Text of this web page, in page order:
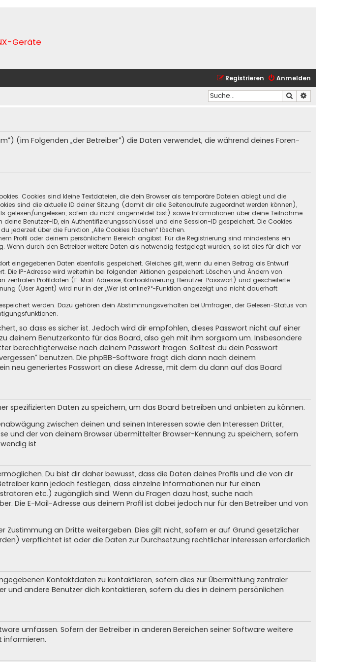
Geräte
Anmelden
Registrieren
Suche
(im Folgenden „der Betreiber“) die Daten verwendet, die während deines Foren-
Cookies sind kleine Textdateien, die dein Browser als temporäre Dateien ablegt und die
sind die aktuelle ID deiner Sitzung (damit dir alle Seitenaufrufe zugeordnet werden können),
gelesen/ungelesen; sofern du nicht angemeldet bist) sowie Informationen über deine Teilnahme
Benutzer-ID, ein Authentifizierungsschlüssel und eine Session-ID gespeichert. Die Cookies
über die Funktion „Alle Cookies löschen“ löschen.
Profil oder deinem persönlichem Bereich angibst. Für die Registrierung sind mindestens ein
Wenn durch den Betreiber weitere Daten als notwendig festgelegt wurden, so ist dies für dich vor
eingegebenen Daten ebenfalls gespeichert. Gleiches gilt, wenn du einen Beitrag als Entwurf
Die IP-Adresse wird weiterhin bei folgenden Aktionen gespeichert: Löschen und Ändern von
Profildaten (E-Mail-Adresse, Kontoaktivierung, Benutzer-Passwort) und gescheiterte
(User Agent) wird nur in der „Wer ist online?“-Funktion angezeigt und nicht dauerhaft
werden. Dazu gehören dein Abstimmungsverhalten bei Umfragen, der Gelesen-Status von
so dass es sicher ist. Jedoch wird dir empfohlen, dieses Passwort nicht auf einer
deinem Benutzerkonto für das Board, also geh mit ihm sorgsam um. Insbesondere
berechtigterweise nach deinem Passwort fragen. Solltest du dein Passwort
benutzen. Die phpBB-Software fragt dich dann nach deinem
neu generiertes Passwort an diese Adresse, mit dem du dann auf das Board
Daten zu speichern, um das Board betreiben und anbieten zu können.
zwischen deinen und seinen Interessen sowie den Interessen Dritter,
und der von deinem Browser übermittelter Browser-Kennung zu speichern, sofern
ist.
Du bist dir daher bewusst, dass die Daten deines Profils und die von dir
kann jedoch festlegen, dass einzelne Informationen nur für einen
etc.) zugänglich sind. Wenn du Fragen dazu hast, suche nach
Die E-Mail-Adresse aus deinem Profil ist dabei jedoch nur für den Betreiber und von
an Dritte weitergeben. Dies gilt nicht, sofern er auf Grund gesetzlicher
verpflichtet ist oder die Daten zur Durchsetzung rechtlicher Interessen erforderlich
Kontaktdaten zu kontaktieren, sofern dies zur Übermittlung zentraler
andere Benutzer dich kontaktieren, sofern du dies in deinem persönlichen
umfassen. Sofern der Betreiber in anderen Bereichen seiner Software weitere
informieren.